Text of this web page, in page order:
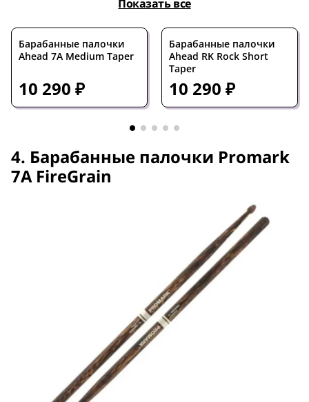
Показать все
Барабанные палочки
Ahead 7A Medium Taper
10 290 ₽
Барабанные палочки
Ahead RK Rock Short
Taper
10 290 ₽
4. Барабанные палочки Promark
7A FireGrain